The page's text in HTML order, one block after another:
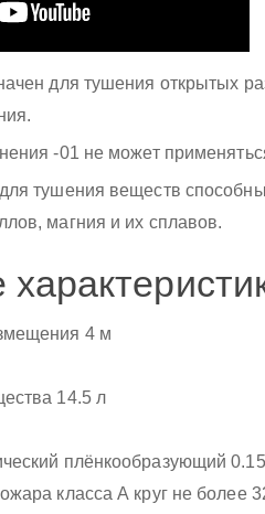
для тушения открытых
-01 не может
тушения веществ
магния и их сплавов.
4 м
14.5 л
плёнкообразующий
класса А круг не более